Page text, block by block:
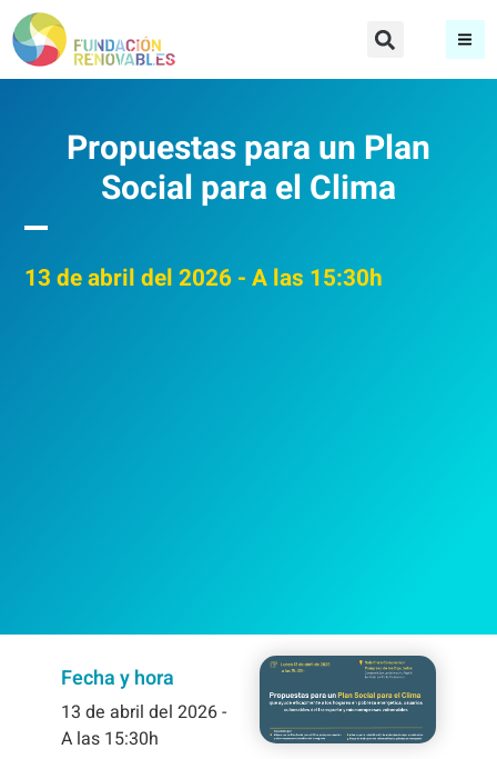
Propuestas para un Plan
Social para el Clima
13 de abril del 2026- A las 15:30h
Fecha y hora
13 de abril del 2026-
A las 15:30h